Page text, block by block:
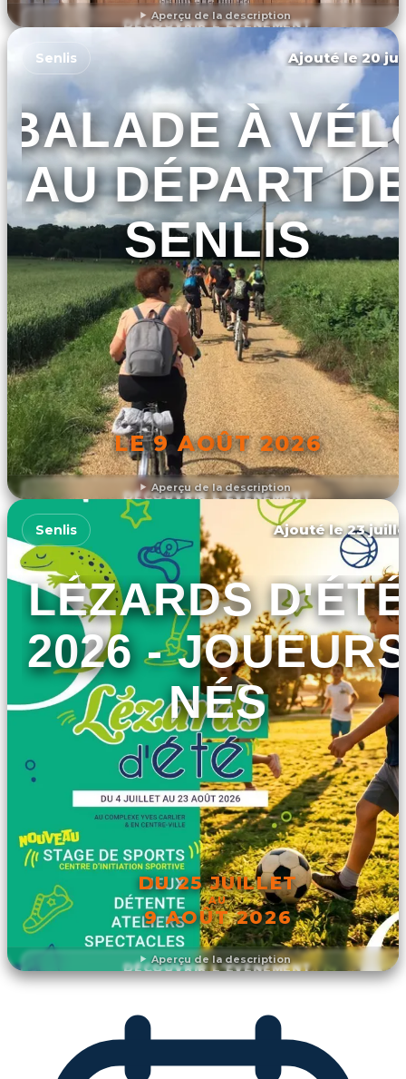
Aperçu de la description
DÉCOUVRIR L'ÉVÉNEMENT
Aperçu de la description
Senlis Ajouté le 20
BALADE À
AU DÉPART
SENLIS
LE 9 AOÛT 2026
DÉCOUVRIR L'ÉVÉNEMENT
Aperçu de la description
Senlis Ajouté le 23
LÉZARDS
2026 -
NÉS
DU 25 JUILLET
AU
9 AOÛT 2026
DÉCOUVRIR L'ÉVÉNEMENT